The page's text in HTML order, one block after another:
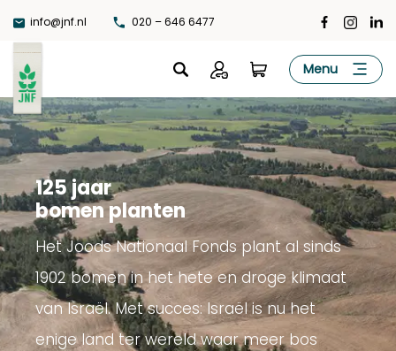
naar
de
inhoud
info@jnf.nl 020 – 646 6477
JNF Menu
125 jaar
bomen planten
Het Joods Nationaal Fonds plant al sinds
1902 bomen in het hete en droge klimaat
van Israël. Met succes: Israël is nu het
enige land ter wereld waar meer bos